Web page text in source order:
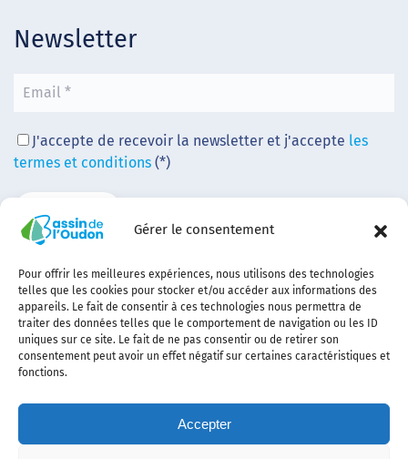
Gérer le consentement
Pour offrir les meilleures expériences, nous utilisons des technologies
telles que les cookies pour stocker et/ou accéder aux informations des
appareils. Le fait de consentir à ces technologies nous permettra de
traiter des données telles que le comportement de navigation ou les ID
uniques sur ce site. Le fait de ne pas consentir ou de retirer son
consentement peut avoir un effet négatif sur certaines caractéristiques et
fonctions.
Accepter
Newsletter
J'accepte de recevoir la newsletter et j'accepte les
termes et conditions (*)